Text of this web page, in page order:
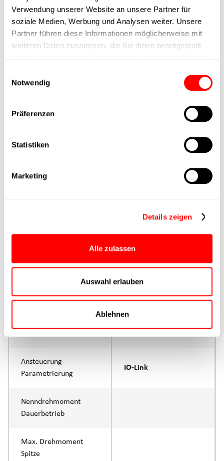
Verwendung unserer Website an unsere Partner für
soziale Medien, Werbung und Analysen weiter. Unsere
Partner führen diese Informationen möglicherweise mit
weiteren Daten zusammen, die Sie ihnen bereitgestellt
Notwendig
Präferenzen
Statistiken
Marketing
Details zeigen
Alle zulassen
Auswahl erlauben
Ablehnen
Positioniergenauigkeit +/- 0.1 mm
Max. Halterkraft
Min. Hubzeit
Max. Arbeitszyklen
CTC
max. Vorschubkraft Fx
Dauerbetrieb
200N
400N
Ansteuerung
Parametrierung
IO-Link
Nenndrehmoment
Dauerbetrieb
Max. Drehmoment
Spitze